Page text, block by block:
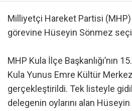
Milliyetçi Hareket Partisi (MHP)
görevine Hüseyin Sönmez
MHP Kula İlçe Başkanlığı’nın
Kula Yunus Emre Kültür
gerçekleştirildi. Tek listeyle
delegenin oylarını alan